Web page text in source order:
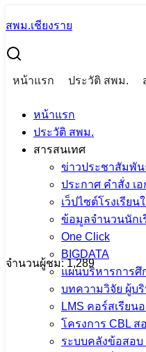
to
content
สพม.เชียงราย
หน้าแรก ประวัติ สพม.
หน้าแรก
ประวัติ สพม.
สารสนเทศ
ข่าวประชาสัมพัน
ประกาศ คำสั่ง เ
เว็ปไซต์โรงเรียน
ข้อมูลจำนวนนักเ
One Click
BIGDATA
แผนบริหารการ
บทความวิจัย ผู้บ
LMS คอร์สเรียน
โครงการ CBL
ระบบคลังข้อสอบ
for:
ผอ.สพม.เชียงราย เข้าร่วม
ขั้นพื้นฐาน โดยมี ว่าที่ร้อยต
ผอ.สพม.เชียงราย
ทุจริตของหน่วยง
ประธานในพิธีเปิด
23 มกราคม 202423 มก
จำนวนผู้ชม: 1,289
เนื้อหาอื่นๆ